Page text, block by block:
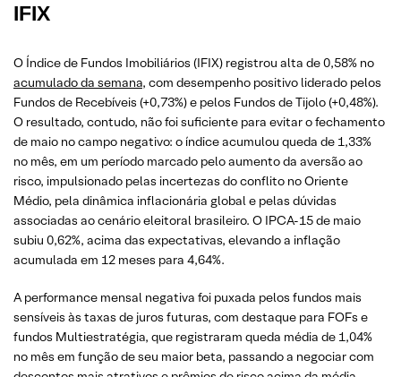
IFIX
O Índice de Fundos Imobiliários (IFIX) registrou alta de 0,58% no
acumulado da semana, com desempenho positivo liderado pelos
Fundos de Recebíveis (+0,73%) e pelos Fundos de Tijolo (+0,48%).
O resultado, contudo, não foi suficiente para evitar o fechamento
de maio no campo negativo: o índice acumulou queda de 1,33%
no mês, em um período marcado pelo aumento da aversão ao
risco, impulsionado pelas incertezas do conflito no Oriente
Médio, pela dinâmica inflacionária global e pelas dúvidas
associadas ao cenário eleitoral brasileiro. O IPCA-15 de maio
subiu 0,62%, acima das expectativas, elevando a inflação
acumulada em 12 meses para 4,64%.
A performance mensal negativa foi puxada pelos fundos mais
sensíveis às taxas de juros futuras, com destaque para FOFs e
fundos Multiestratégia, que registraram queda média de 1,04%
no mês em função de seu maior beta, passando a negociar com